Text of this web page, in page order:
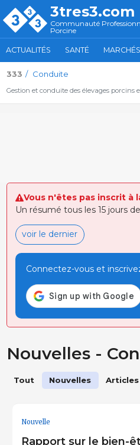
3tres3.com
Communauté
Porcine
ACTUALITÉS SANTÉ
333 Conduite
Gestion et conduite des élevages
Vous n'êtes pas inscrit à
Un résumé tous les 15 jours
voir le dernier
Connectez-vous et
Nouvelles -
Tout Nouvelles Articles
Nouvelle
Rapport sur le bien-